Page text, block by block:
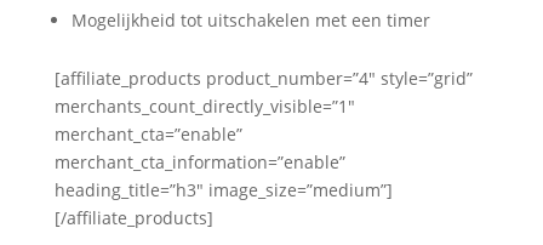
Mogelijkheid tot uitschakelen met een timer
[affiliate_products product_number=”4″ style=”grid”
merchants_count_directly_visible=”1″
merchant_cta=”enable”
merchant_cta_information=”enable”
heading_title=”h3″ image_size=”medium”]
[/affiliate_products]